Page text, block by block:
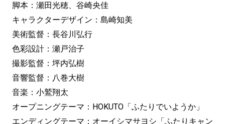
脚本：瀬田光穂、谷崎央佳
キャラクターデザイン：島崎知美
美術監督：長谷川弘行
色彩設計：瀬戸治子
撮影監督：坪内弘樹
音響監督：八巻大樹
音楽：小鷲翔太
オープニングテーマ：HOKUTO「ふたりでいようか」
エンディングテーマ：オーイシマサヨシ「ふたりキャン